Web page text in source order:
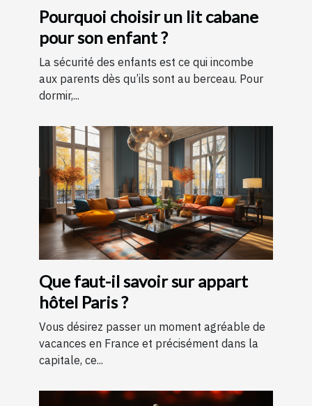
Pourquoi choisir un lit cabane
pour son enfant ?
La sécurité des enfants est ce qui incombe
aux parents dès qu’ils sont au berceau. Pour
dormir,...
Que faut-il savoir sur appart
hôtel Paris ?
Vous désirez passer un moment agréable de
vacances en France et précisément dans la
capitale, ce...